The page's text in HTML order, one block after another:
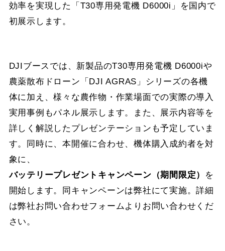
効率を実現した「T30専用発電機 D6000i」を国内で
初展示します。
DJIブースでは、新製品のT30専用発電機 D6000iや
農薬散布ドローン「DJI AGRAS」シリーズの各機
体に加え、様々な農作物・作業場面での実際の導入
実用事例もパネル展示します。また、展示内容等を
詳しく解説したプレゼンテーションも予定していま
す。同時に、本開催に合わせ、機体購入成約者を対
象に、
バッテリープレゼントキャンペーン（期間限定） を
開始します。同キャンペーンは弊社にて実施。詳細
は弊社お問い合わせフォームよりお問い合わせくだ
さい。